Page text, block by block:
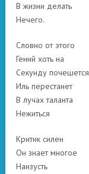
В жизни делать
Нечего.
Словно от этого
Гений хоть на
Секунду почешется
Иль перестанет
В лучах таланта
Нежиться
Критик силен
Он знает многое
Наизусть